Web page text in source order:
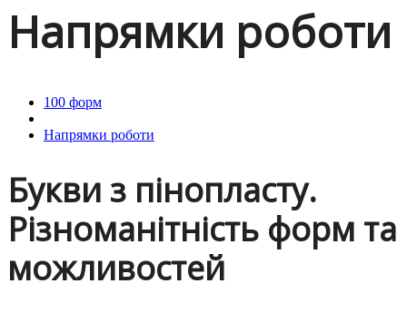
Напрямки роботи
100 форм
Напрямки роботи
Букви з пінопласту.
Різноманітність форм та
можливостей